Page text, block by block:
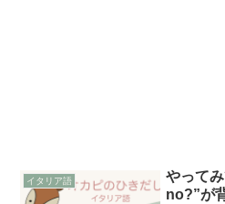
イタリア語
やって
no?”が